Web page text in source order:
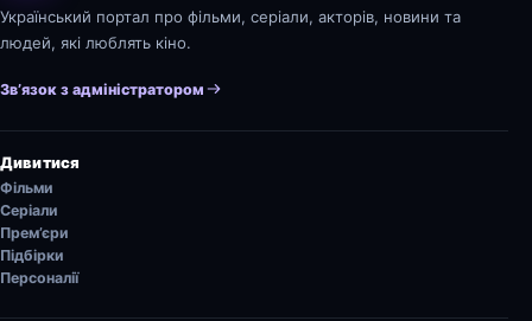
Український портал про фільми, серіали, акторів, новини та
людей, які люблять кіно.
Зв’язок з адміністратором
Дивитися
Фільми
Серіали
Прем’єри
Підбірки
Персоналії